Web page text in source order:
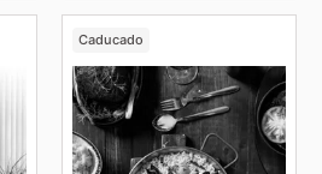
Caducado